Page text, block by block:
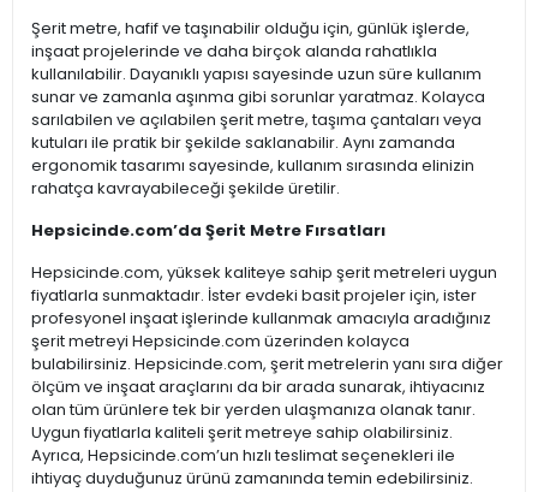
Şerit metre, hafif ve taşınabilir olduğu için, günlük işlerde,
inşaat projelerinde ve daha birçok alanda rahatlıkla
kullanılabilir. Dayanıklı yapısı sayesinde uzun süre kullanım
sunar ve zamanla aşınma gibi sorunlar yaratmaz. Kolayca
sarılabilen ve açılabilen şerit metre, taşıma çantaları veya
kutuları ile pratik bir şekilde saklanabilir. Aynı zamanda
ergonomik tasarımı sayesinde, kullanım sırasında elinizin
rahatça kavrayabileceği şekilde üretilir.
Hepsicinde.com’da Şerit Metre Fırsatları
Hepsicinde.com, yüksek kaliteye sahip şerit metreleri uygun
fiyatlarla sunmaktadır. İster evdeki basit projeler için, ister
profesyonel inşaat işlerinde kullanmak amacıyla aradığınız
şerit metreyi Hepsicinde.com üzerinden kolayca
bulabilirsiniz. Hepsicinde.com, şerit metrelerin yanı sıra diğer
ölçüm ve inşaat araçlarını da bir arada sunarak, ihtiyacınız
olan tüm ürünlere tek bir yerden ulaşmanıza olanak tanır.
Uygun fiyatlarla kaliteli şerit metreye sahip olabilirsiniz.
Ayrıca, Hepsicinde.com’un hızlı teslimat seçenekleri ile
ihtiyaç duyduğunuz ürünü zamanında temin edebilirsiniz.